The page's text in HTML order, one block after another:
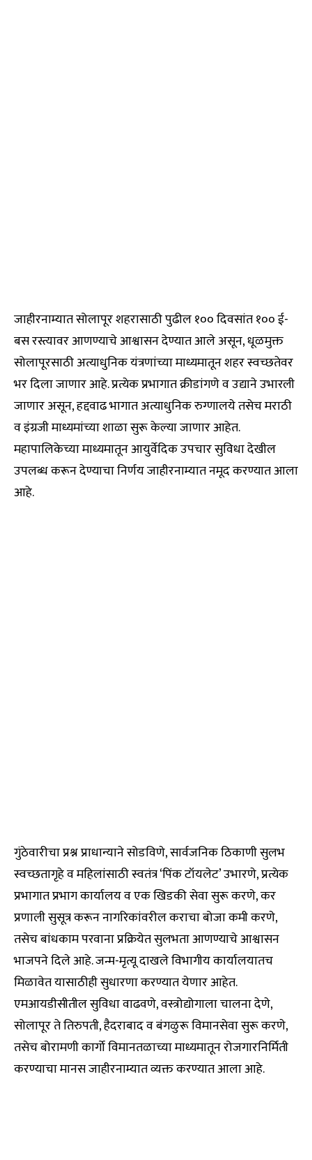
जाहीरनाम्यात सोलापूर शहरासाठी पुढील १०० दिवसांत १०० ई-
बस रस्त्यावर आणण्याचे आश्वासन देण्यात आले असून, धूळमुक्त
सोलापूरसाठी अत्याधुनिक यंत्रणांच्या माध्यमातून शहर स्वच्छतेवर
भर दिला जाणार आहे. प्रत्येक प्रभागात क्रीडांगणे व उद्याने उभारली
जाणार असून, हद्दवाढ भागात अत्याधुनिक रुग्णालये तसेच मराठी
व इंग्रजी माध्यमांच्या शाळा सुरू केल्या जाणार आहेत.
महापालिकेच्या माध्यमातून आयुर्वेदिक उपचार सुविधा देखील
उपलब्ध करून देण्याचा निर्णय जाहीरनाम्यात नमूद करण्यात आला
आहे.
गुंठेवारीचा प्रश्न प्राधान्याने सोडविणे, सार्वजनिक ठिकाणी सुलभ
स्वच्छतागृहे व महिलांसाठी स्वतंत्र ‘पिंक टॉयलेट’ उभारणे, प्रत्येक
प्रभागात प्रभाग कार्यालय व एक खिडकी सेवा सुरू करणे, कर
प्रणाली सुसूत्र करून नागरिकांवरील कराचा बोजा कमी करणे,
तसेच बांधकाम परवाना प्रक्रियेत सुलभता आणण्याचे आश्वासन
भाजपने दिले आहे. जन्म-मृत्यू दाखले विभागीय कार्यालयातच
मिळावेत यासाठीही सुधारणा करण्यात येणार आहेत.
एमआयडीसीतील सुविधा वाढवणे, वस्त्रोद्योगाला चालना देणे,
सोलापूर ते तिरुपती, हैदराबाद व बंगळुरू विमानसेवा सुरू करणे,
तसेच बोरामणी कार्गो विमानतळाच्या माध्यमातून रोजगारनिर्मिती
करण्याचा मानस जाहीरनाम्यात व्यक्त करण्यात आला आहे.